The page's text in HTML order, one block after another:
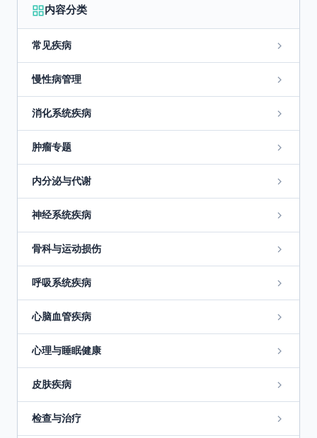
内容分类
常见疾病
慢性病管理
消化系统疾病
肿瘤专题
内分泌与代谢
神经系统疾病
骨科与运动损伤
呼吸系统疾病
心脑血管疾病
心理与睡眠健康
皮肤疾病
检查与治疗